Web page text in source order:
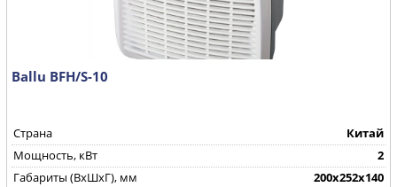
Ballu BFH/S-10
Страна
Китай
Мощность, кВт
2
Габариты (ВхШхГ), мм
200х252х140